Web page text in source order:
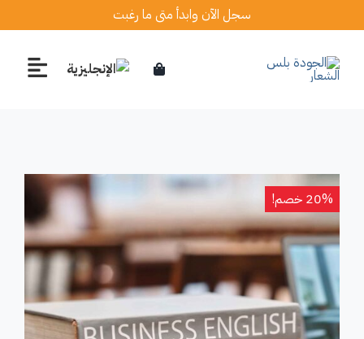
to
content
سجل الآن وابدأ متى ما رغبت
20% خصم!